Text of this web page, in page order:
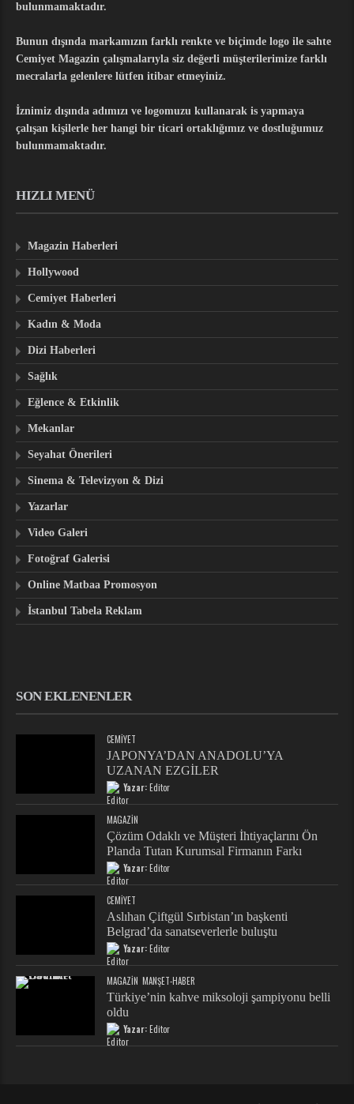
bulunmamaktadır.
Bunun dışında markamızın farklı renkte ve biçimde logo ile sahte
Cemiyet Magazin çalışmalarıyla siz değerli müşterilerimize farklı
mecralarla gelenlere lütfen itibar etmeyiniz.
İznimiz dışında adımızı ve logomuzu kullanarak is yapmaya
çalışan kişilerle her hangi bir ticari ortaklığımız ve dostluğumuz
bulunmamaktadır.
HIZLI MENÜ
Magazin Haberleri
Hollywood
Cemiyet Haberleri
Kadın & Moda
Dizi Haberleri
Sağlık
Eğlence & Etkinlik
Mekanlar
Seyahat Önerileri
Sinema & Televizyon & Dizi
Yazarlar
Video Galeri
Fotoğraf Galerisi
Online Matbaa Promosyon
İstanbul Tabela Reklam
SON EKLENENLER
CEMIYET
JAPONYA’DAN ANADOLU’YA
UZANAN EZGİLER
Yazar:Editor
MAGAZIN
Çözüm Odaklı ve Müşteri İhtiyaçlarını Ön
Planda Tutan Kurumsal Firmanın Farkı
Yazar:Editor
CEMIYET
Aslıhan Çiftgül Sırbistan’ın başkenti
Belgrad’da sanatseverlerle buluştu
Yazar:Editor
MAGAZIN MANŞET-HABER
Türkiye’nin kahve miksoloji şampiyonu belli
oldu
Yazar:Editor